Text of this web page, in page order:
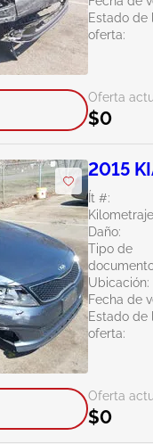
Estado de
oferta:
Oferta
$0
2015
Ít #:
Daño:
Tipo de
Ubicación:
Fecha de
Estado de
oferta:
Oferta
$0